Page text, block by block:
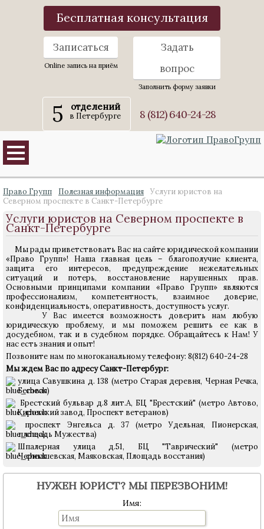
Бесплатная консультация
Записаться
Online запись на приём
Задать
вопрос
Заполнить форму заявки
5 отделений
в Петербурге 8 (812) 640-24-28
Право Групп Полезная информация
Услуги юристов на
Северном проспекте в Санкт-Петербурге
Услуги юристов на Северном проспекте в
Санкт-Петербурге
Мы рады приветствовать Вас на сайте юридической компании
«Право Групп»! Наша главная цель – благополучие клиента,
защита его интересов, предупреждение нежелательных
ситуаций и потерь, восстановление нарушенных прав.
Основными принципами компании «Право Групп» являются
профессионализм, компетентность, взаимное доверие,
конфиденциальность, оперативность, доступность услуг.
У Вас имеется возможность доверить нам любую
юридическую проблему, и мы поможем решить ее как в
досудебном, так и в судебном порядке. Обращайтесь к Нам! У
нас есть знания и опыт!
Позвоните нам по многоканальному телефону: 8(812) 640-24-28
Мы ждем Вас по адресу Санкт-Петербург:
улица Савушкина д. 138 (метро Старая деревня, Черная Речка,
Беговая)
Брестский бульвар д.8 лит.А, БЦ "Брестский" (метро Автово,
Кировский завод, Проспект ветеранов)
проспект Энгельса д. 37 (метро Удельная, Пионерская,
площадь Мужества)
Шпалерная улица д.51, БЦ "Таврический" (метро
Чернышевская, Маяковская, Площадь восстания)
НУЖЕН ЮРИСТ? МЫ ПЕРЕЗВОНИМ!
Имя: